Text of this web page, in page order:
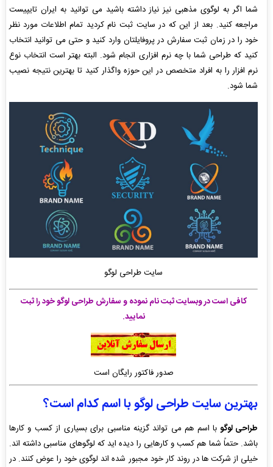
شما اگر به لوگوی مذهبی نیز نیاز داشته باشید می توانید به ایران تایپیست
مراجعه کنید. بعد از این که در سایت ثبت نام کردید تمام اطلاعات مورد نظر
خود را در زمان ثبت سفارش در پروفایلتان وارد کنید و حتی می توانید انتخاب
کنید که طراحی شما با چه نرم افزاری انجام شود. البته بهتر است انتخاب نوع
نرم افزار را به افراد متخصص در این حوزه واگذار کنید تا بهترین نتیجه نصیب
شما شود.
سایت طراحی لوگو
کافی است در وبسایت ثبت نام نموده و سفارش طراحی لوگو خود را ثبت
نمایید.
صدور فاکتور رایگان است
بهترین سایت طراحی لوگو با اسم کدام است؟
طراحی لوگو با اسم هم می تواند گزینه مناسبی برای بسیاری از کسب و کارها
باشد. حتماً شما هم کسب و کارهایی را دیده اید که لوگوهای مناسبی داشته اند.
خیلی از شرکت ها در روند کار خود مجبور شده اند لوگوی خود را عوض کنند. در